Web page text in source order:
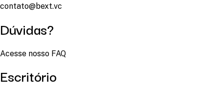
contato@bext.vc
Dúvidas?
Acesse nosso FAQ
Escritório